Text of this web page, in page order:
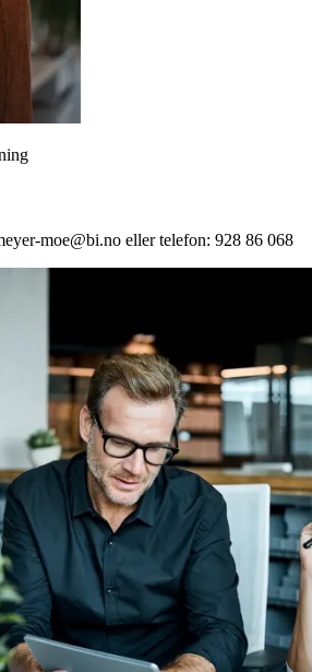
moe@bi.no eller telefon: 928 86 068